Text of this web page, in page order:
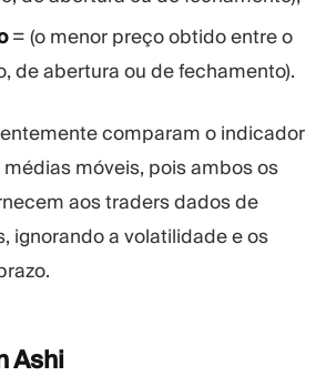
= (o menor preço obtido entre o
de abertura ou de fechamento).
comparam o indicador
móveis, pois ambos os
aos traders dados de
ignorando a volatilidade e os
Ashi